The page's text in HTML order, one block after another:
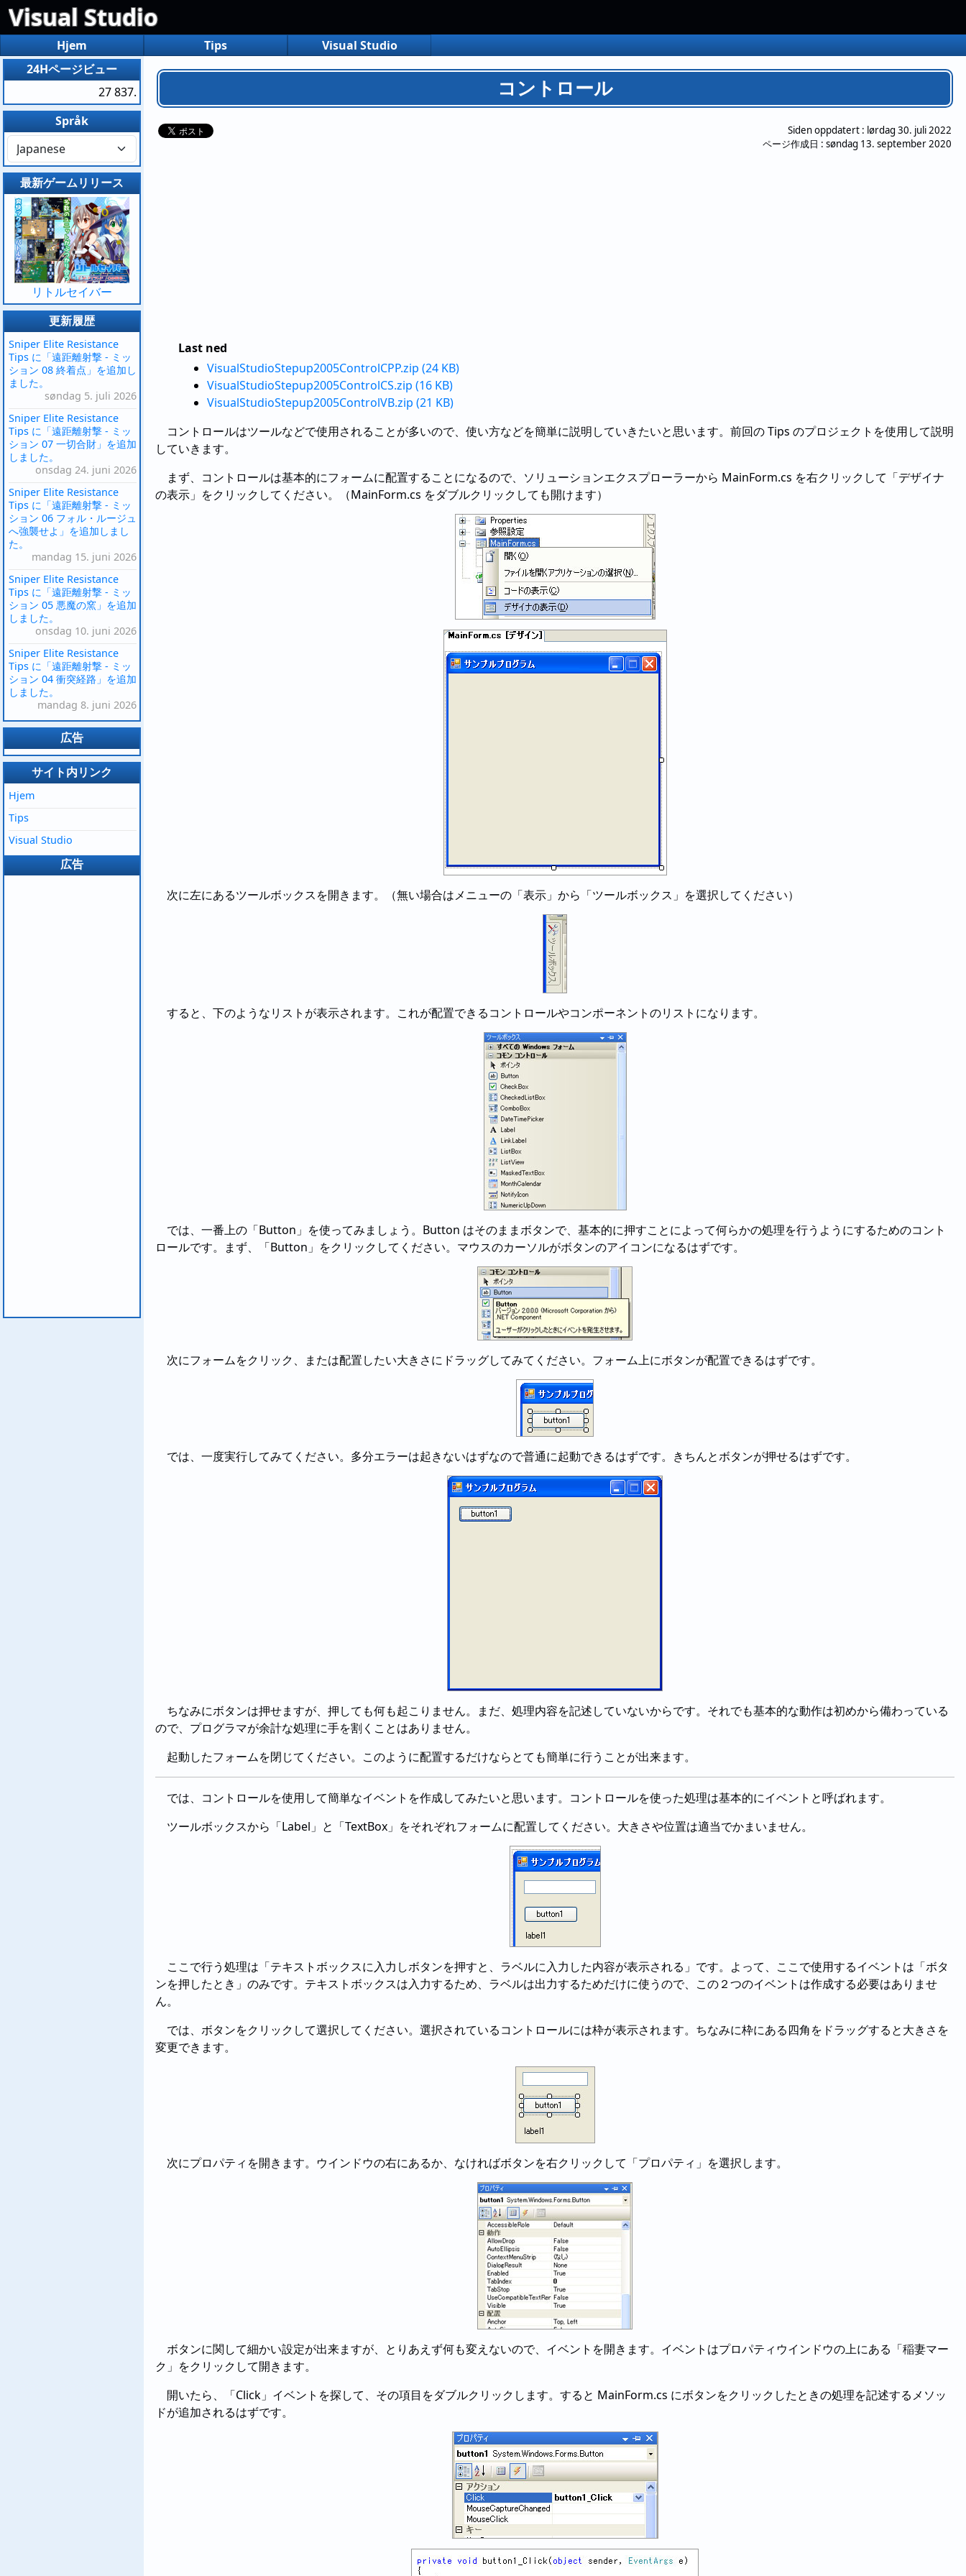
Visual Studio
Hjem Tips Visual Studio
コントロール
Siden oppdatert : lørdag 30. juli 2022
ページ作成日 : søndag 13. september 2020
Last ned
VisualStudioStepup2005ControlCPP.zip (24 KB)
VisualStudioStepup2005ControlCS.zip (16 KB)
VisualStudioStepup2005ControlVB.zip (21 KB)
コントロールはツールなどで使用されることが多いので、使い方などを簡単に説明していきたいと思います。前回の Tips のプロジェクトを使用して説明
していきます。
まず、コントロールは基本的にフォームに配置することになるので、ソリューションエクスプローラーから MainForm.cs を右クリックして「デザイナ
の表示」をクリックしてください。（MainForm.cs をダブルクリックしても開けます）
次に左にあるツールボックスを開きます。（無い場合はメニューの「表示」から「ツールボックス」を選択してください）
すると、下のようなリストが表示されます。これが配置できるコントロールやコンポーネントのリストになります。
では、一番上の「Button」を使ってみましょう。Button はそのままボタンで、基本的に押すことによって何らかの処理を行うようにするためのコント
ロールです。まず、「Button」をクリックしてください。マウスのカーソルがボタンのアイコンになるはずです。
次にフォームをクリック、または配置したい大きさにドラッグしてみてください。フォーム上にボタンが配置できるはずです。
では、一度実行してみてください。多分エラーは起きないはずなので普通に起動できるはずです。きちんとボタンが押せるはずです。
ちなみにボタンは押せますが、押しても何も起こりません。まだ、処理内容を記述していないからです。それでも基本的な動作は初めから備わっている
ので、プログラマが余計な処理に手を割くことはありません。
起動したフォームを閉じてください。このように配置するだけならとても簡単に行うことが出来ます。
では、コントロールを使用して簡単なイベントを作成してみたいと思います。コントロールを使った処理は基本的にイベントと呼ばれます。
ツールボックスから「Label」と「TextBox」をそれぞれフォームに配置してください。大きさや位置は適当でかまいません。
ここで行う処理は「テキストボックスに入力しボタンを押すと、ラベルに入力した内容が表示される」です。よって、ここで使用するイベントは「ボタ
ンを押したとき」のみです。テキストボックスは入力するため、ラベルは出力するためだけに使うので、この２つのイベントは作成する必要はありませ
ん。
では、ボタンをクリックして選択してください。選択されているコントロールには枠が表示されます。ちなみに枠にある四角をドラッグすると大きさを
変更できます。
次にプロパティを開きます。ウインドウの右にあるか、なければボタンを右クリックして「プロパティ」を選択します。
ボタンに関して細かい設定が出来ますが、とりあえず何も変えないので、イベントを開きます。イベントはプロパティウインドウの上にある「稲妻マー
ク」をクリックして開きます。
開いたら、「Click」イベントを探して、その項目をダブルクリックします。すると MainForm.cs にボタンをクリックしたときの処理を記述するメソッ
ドが追加されるはずです。
24Hページビュー
27 837.
Språk
最新ゲームリリース
リトルセイバー
更新履歴
Sniper Elite Resistance
Tips に「遠距離射撃 - ミッ
ション 08 終着点」を追加し
ました。
søndag 5. juli 2026
Sniper Elite Resistance
Tips に「遠距離射撃 - ミッ
ション 07 一切合財」を追加
しました。
onsdag 24. juni 2026
Sniper Elite Resistance
Tips に「遠距離射撃 - ミッ
ション 06 フォル・ルージュ
へ強襲せよ」を追加しまし
た。
mandag 15. juni 2026
Sniper Elite Resistance
Tips に「遠距離射撃 - ミッ
ション 05 悪魔の窯」を追加
しました。
onsdag 10. juni 2026
Sniper Elite Resistance
Tips に「遠距離射撃 - ミッ
ション 04 衝突経路」を追加
しました。
mandag 8. juni 2026
広告
サイト内リンク
Hjem
Tips
Visual Studio
広告